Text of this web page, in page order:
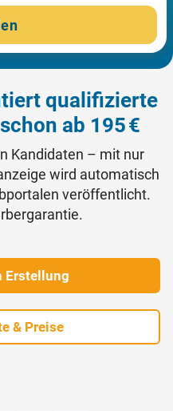
qualifizierte
ab 195 €
Kandidaten – mit nur
wird automatisch
veröffentlicht.
Erstellung
& Preise